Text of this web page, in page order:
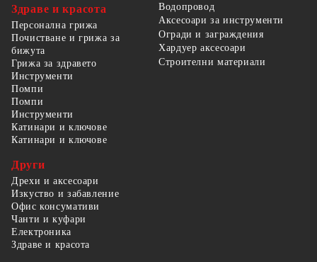
Здраве и красота
Персонална грижа
Почистване и грижа за
бижута
Грижа за здравето
Водопровод
Аксесоари за инструменти
Огради и заграждения
Хардуер аксесоари
Строителни материали
Инструменти
Помпи
Помпи
Инструменти
Катинари и ключове
Катинари и ключове
Други
Дрехи и аксесоари
Изкуство и забавление
Офис консумативи
Чанти и куфари
Електроника
Здраве и красота